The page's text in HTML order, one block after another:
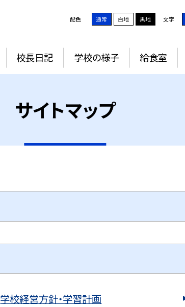
配色 通常 白地 黒地 文字
校長日記 学校の様子 給食室
サイトマップ
学校経営方針・学習計画